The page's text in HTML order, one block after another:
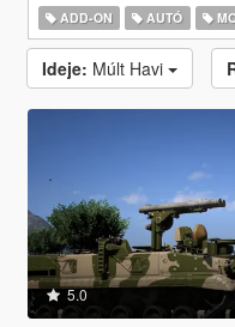
ADD-ON AUTÓ
Ideje: Múlt Havi
5.0